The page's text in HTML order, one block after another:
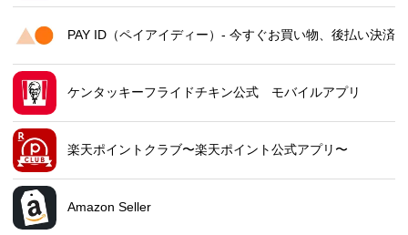
PAY ID（ペイアイディー）- 今すぐお買い物、後払い決済
ケンタッキーフライドチキン公式 モバイルアプリ
楽天ポイントクラブ〜楽天ポイント公式アプリ〜
Amazon Seller